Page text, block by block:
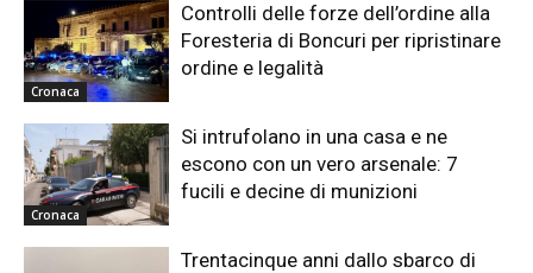
Cronaca
Controlli delle forze dell’ordine alla
Foresteria di Boncuri per ripristinare
ordine e legalità
Cronaca
Si intrufolano in una casa e ne
escono con un vero arsenale: 7
fucili e decine di munizioni
Trentacinque anni dallo sbarco di